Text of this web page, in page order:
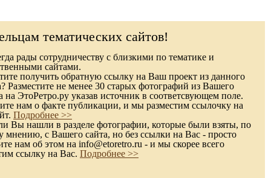
тематических сайтов!
рады сотрудничеству с близкими по тематике и
сайтами.
получить обратную ссылку на Ваш проект из данного
Разместите не менее 30 старых фотографий из Вашего
на ЭтоРетро.ру указав источник в соответсвующем поле.
нам о факте публикации, и мы разместим ссылочку на
Подробнее >>
Вы нашли в разделе фотографии, которые были взяты, по
мнению, с Вашего сайта, но без ссылки на Вас - просто
нам об этом на info@etoretro.ru - и мы скорее всего
ссылку на Вас. Подробнее >>